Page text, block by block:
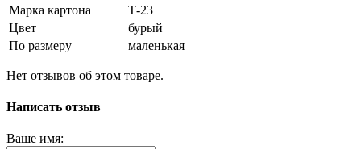
Марка картона
Т-23
Цвет
бурый
По размеру
маленькая
Нет отзывов об этом товаре.
Написать отзыв
Ваше имя: